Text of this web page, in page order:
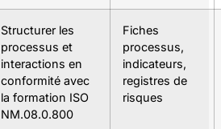
Structurer les
processus et
interactions en
conformité avec
la formation ISO
NM.08.0.800
Fiches
processus,
indicateurs,
registres de
risques